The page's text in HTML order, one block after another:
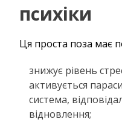
психіки
Ця проста поза має
знижує рівень
активується
система,
відновлення;